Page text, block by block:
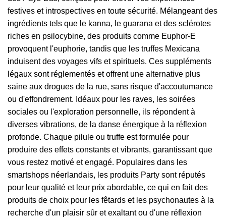
festives et introspectives en toute sécurité. Mélangeant des
ingrédients tels que le kanna, le guarana et des sclérotes
riches en psilocybine, des produits comme Euphor-E
provoquent l'euphorie, tandis que les truffes Mexicana
induisent des voyages vifs et spirituels. Ces suppléments
légaux sont réglementés et offrent une alternative plus
saine aux drogues de la rue, sans risque d'accoutumance
ou d'effondrement. Idéaux pour les raves, les soirées
sociales ou l'exploration personnelle, ils répondent à
diverses vibrations, de la danse énergique à la réflexion
profonde. Chaque pilule ou truffe est formulée pour
produire des effets constants et vibrants, garantissant que
vous restez motivé et engagé. Populaires dans les
smartshops néerlandais, les produits Party sont réputés
pour leur qualité et leur prix abordable, ce qui en fait des
produits de choix pour les fêtards et les psychonautes à la
recherche d'un plaisir sûr et exaltant ou d'une réflexion